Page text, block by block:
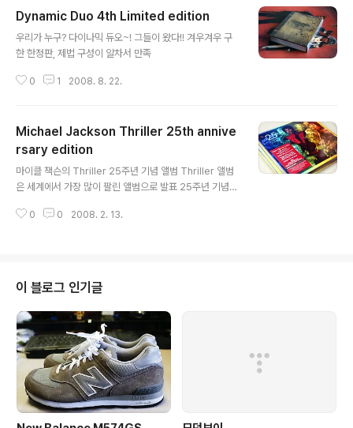
Dynamic Duo 4th Limited edition
우리가 누구? 다이나믹 듀오~! 그들이 왔다!! 겨우겨우 구
한 한정판, 제법 구성이 알차서 만족
0 1 2008. 8. 22.
Michael Jackson Thriller 25th annive
rsary edition
마이클 잭슨의 Thriller 25주년 기념 앨범 Thriller 앨범
은 세계에서 가장 많이 팔린 앨범으로 발표 25주년 기념으
an, Beat it 을 들으니 예전 추억이 ㅎㅎ
0 0 2008. 2. 13.
이 블로그 인기글